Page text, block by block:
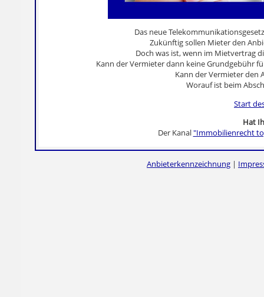
Das neue
Zukünftig sollen Mieter den
Doch was ist, wenn im Mietvertrag
Kann der Vermieter dann keine Grundgebühr
Kann der Vermieter den
Worauf ist beim
Start
Hat
Der Kanal"Immobilienrecht
Anbieterkennzeichnung |